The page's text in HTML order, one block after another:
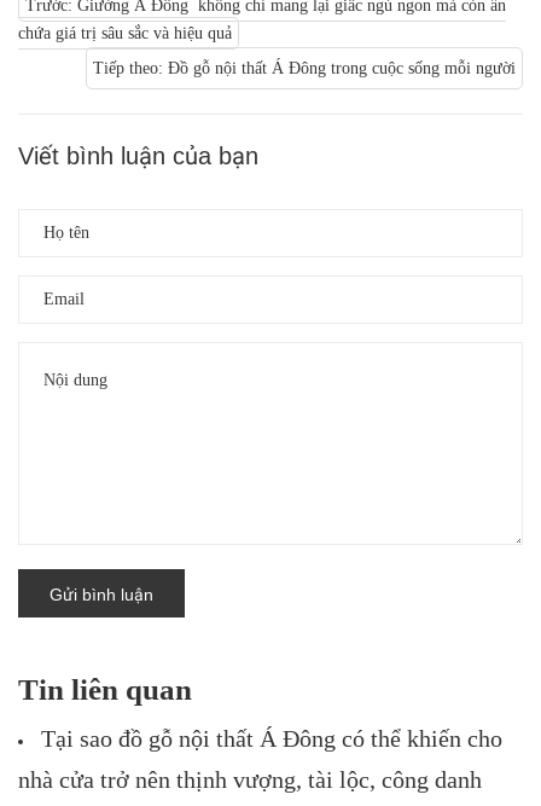
Trước: Giường Á Đông không chỉ mang lại giấc ngủ ngon mà còn ẩn
chứa giá trị sâu sắc và hiệu quả
Tiếp theo: Đồ gỗ nội thất Á Đông trong cuộc sống mỗi người
Viết bình luận của bạn
Gửi bình luận
Tin liên quan
Tại sao đồ gỗ nội thất Á Đông có thể khiến cho
nhà cửa trở nên thịnh vượng, tài lộc, công danh